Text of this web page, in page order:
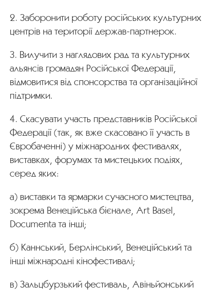
2. Заборонити роботу російських культурних
центрів на території держав-партнерок.
3. Вилучити з наглядових рад та культурних
альянсів громадян Російської Федерації,
відмовитися від спонсорства та організаційної
підтримки.
4. Скасувати участь представників Російської
Федерації (так, як вже скасовано її участь в
Євробаченні) у міжнародних фестивалях,
виставках, форумах та мистецьких подіях,
серед яких:
а) виставки та ярмарки сучасного мистецтва,
зокрема Венеційська бієнале, Art Basel,
Documenta та інші;
б) Каннський, Берлінський, Венеційський та
інші міжнародні кінофестивалі;
в) Зальцбурзький фестиваль, Авіньйонський